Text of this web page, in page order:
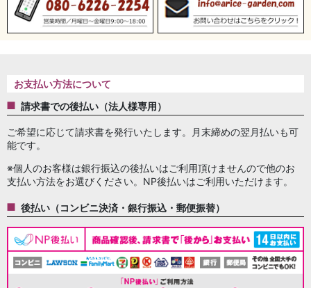
お支払い方法について
請求書での後払い（法人様専用）
ご希望に応じて請求書を発行いたします。月末締めの翌月払いも可
能です。
※個人のお客様は銀行振込の後払いはご利用頂けませんので他のお
支払い方法をお選びください。NP後払いはご利用いただけます。
後払い（コンビニ決済・銀行振込・郵便振替）